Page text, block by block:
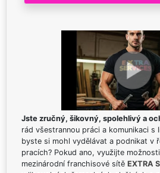
Jste zručný, šikovný, spolehlivý a
rád všestrannou práci a komunikaci s
byste si mohl vydělávat a podnikat v
pracích? Pokud ano, využijte
mezinárodní franchisové sítě EXTRA